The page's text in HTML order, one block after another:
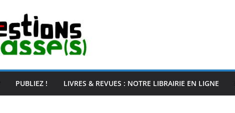
PUBLIEZ ! LIVRES & REVUES : NOTRE LIBRAIRIE EN LIGNE